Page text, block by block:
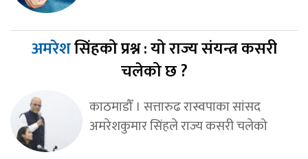
अमरेशसिंहको प्रश्न : यो राज्य संयन्त्र कसरी
चलेको छ ?
काठमाडौँ । सत्तारुढ रास्वपाका सांसद
अमरेशकुमार सिंहले राज्य कसरी चलेको